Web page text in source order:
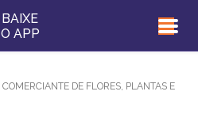
COMERCIANTE DE FLORES, PLANTAS E
BAIXE
O APP